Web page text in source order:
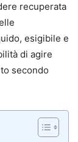
recuperata
esigibile e
di agire
secondo